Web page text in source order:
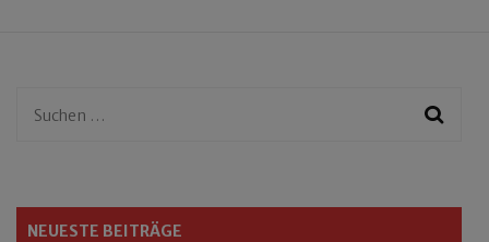
Suchen
NEUESTE BEITRÄGE